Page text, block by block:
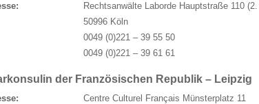
Rechtsanwälte Laborde Hauptstraße 110
50996 Köln
0049 (0)221 – 39 55 50
0049 (0)221 – 39 61 61
der Französischen Republik – Leipzig
Centre Culturel Français Münsterplatz 11